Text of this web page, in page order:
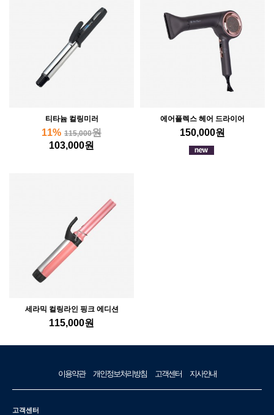
티타늄 컬링미러
11% 115,000원
103,000원
에어플렉스 헤어 드라이어
150,000원
세라믹 컬링라인 핑크 에디션
115,000원
이용약관 개인정보처리방침 고객센터 지사안내
고객센터